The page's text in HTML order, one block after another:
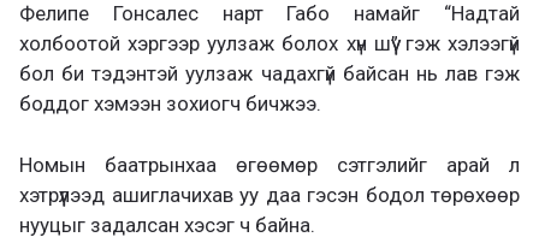
Фелипе Гонсалес нарт Габо намайг “Надтай
холбоотой хэргээр уулзаж болох хүн шүү” гэж хэлээгүй
бол би тэдэнтэй уулзаж чадахгүй байсан нь лав гэж
боддог хэмээн зохиогч бичжээ.
Номын баатрынхаа өгөөмөр сэтгэлийг арай л
хэтрүүлээд ашиглачихав уу даа гэсэн бодол төрөхөөр
нууцыг задалсан хэсэг ч байна.